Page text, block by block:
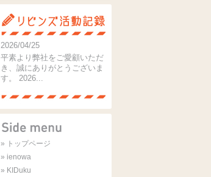
2026/04/25
平素より弊社をご愛顧いただ
き、誠にありがとうございま
す。 2026...
» トップページ
» ienowa
» KIDuku